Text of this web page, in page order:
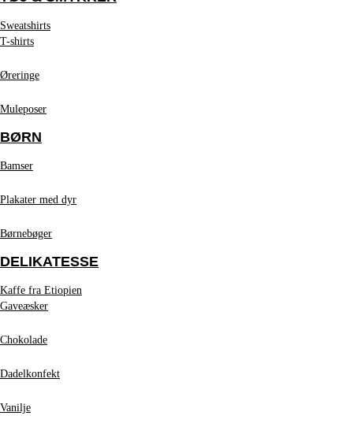
Sweatshirts
T-shirts
Øreringe
Muleposer
BØRN
Bamser
Plakater med dyr
Børnebøger
DELIKATESSE
Kaffe fra Etiopien
Gaveæsker
Chokolade
Dadelkonfekt
Vanilje